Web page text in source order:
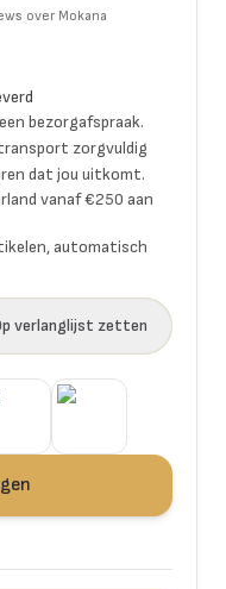
over Mokana
bezorgafspraak.
zorgvuldig
dat jou uitkomt.
vanaf €250 aan
automatisch
verlanglijst zetten